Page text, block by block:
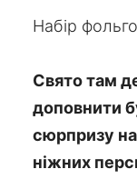
Набір
Свято там
доповнити
сюрпризу
ніжних